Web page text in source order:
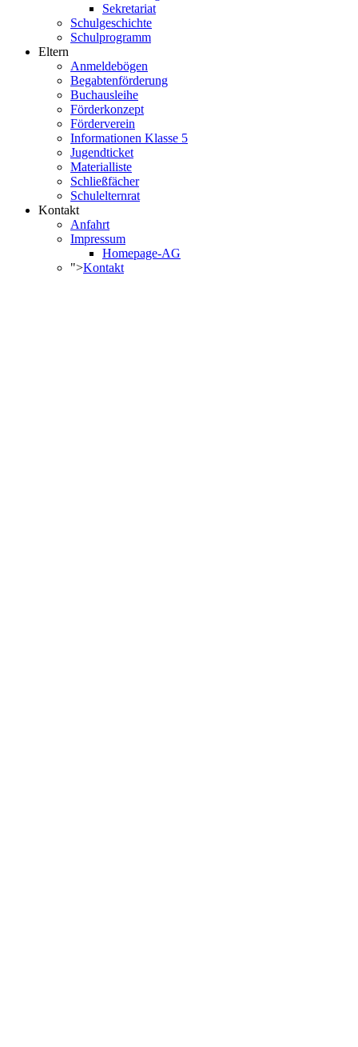
Sekretariat
Schulgeschichte
Schulprogramm
Eltern
Anmeldebögen
Begabtenförderung
Buchausleihe
Förderkonzept
Förderverein
Informationen Klasse 5
Jugendticket
Materialliste
Schließfächer
Schulelternrat
Kontakt
Anfahrt
Impressum
Homepage-AG
">Kontakt